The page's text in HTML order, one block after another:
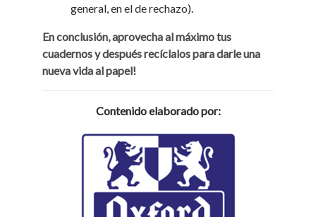
general, en el de rechazo).
En conclusión, aprovecha al máximo tus
cuadernos y después recíclalos para darle una
nueva vida al papel!
Contenido elaborado por: